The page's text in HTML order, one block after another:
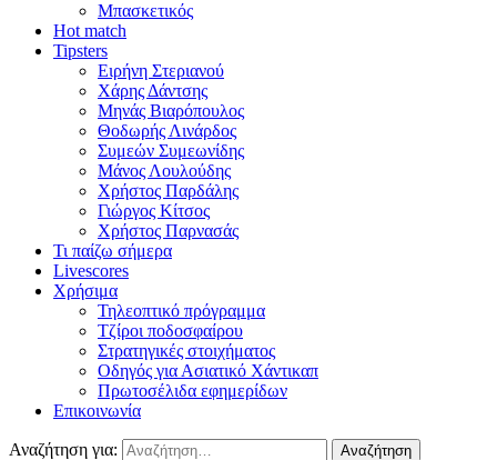
Μπασκετικός
Hot match
Tipsters
Ειρήνη Στεριανού
Χάρης Δάντσης
Μηνάς Βιαρόπουλος
Θοδωρής Λινάρδος
Συμεών Συμεωνίδης
Μάνος Λουλούδης
Χρήστος Παρδάλης
Γιώργος Κίτσος
Χρήστος Παρνασάς
Τι παίζω σήμερα
Livescores
Χρήσιμα
Τηλεοπτικό πρόγραμμα
Τζίροι ποδοσφαίρου
Στρατηγικές στοιχήματος
Οδηγός για Ασιατικό Χάντικαπ
Πρωτοσέλιδα εφημερίδων
Επικοινωνία
Αναζήτηση για: